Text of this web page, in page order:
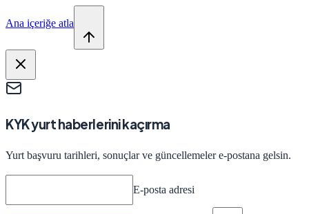
Ana içeriğe atla
KYK yurt haberlerini kaçırma
Yurt başvuru tarihleri, sonuçlar ve güncellemeler e-postana gelsin.
E-posta adresi